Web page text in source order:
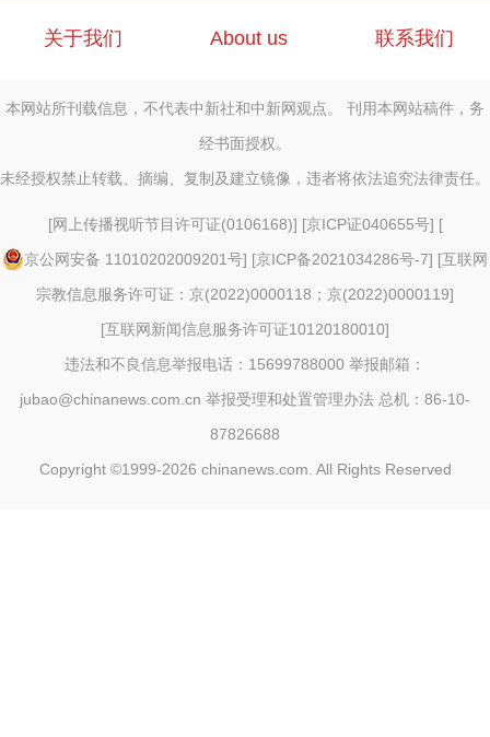
关于我们 About us 联系我们
本网站所刊载信息，不代表中新社和中新网观点。 刊用本网站稿件，务
经书面授权。
未经授权禁止转载、摘编、复制及建立镜像，违者将依法追究法律责任。
[网上传播视听节目许可证(0106168)] [京ICP证040655号] [
京公网安备 11010202009201号] [京ICP备2021034286号-7] [互联网
宗教信息服务许可证：京(2022)0000118；京(2022)0000119]
[互联网新闻信息服务许可证10120180010]
违法和不良信息举报电话：15699788000 举报邮箱：
jubao@chinanews.com.cn 举报受理和处置管理办法 总机：86-10-
87826688
Copyright ©1999-2026 chinanews.com. All Rights Reserved